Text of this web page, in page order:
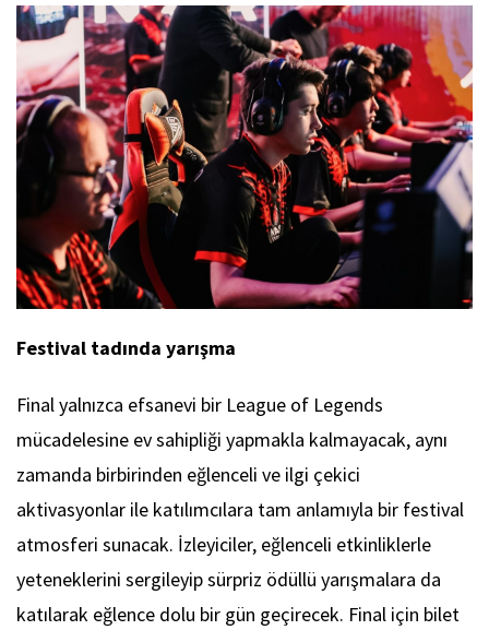
Festival tadında yarışma
Final yalnızca efsanevi bir League of Legends
mücadelesine ev sahipliği yapmakla kalmayacak, aynı
zamanda birbirinden eğlenceli ve ilgi çekici
aktivasyonlar ile katılımcılara tam anlamıyla bir festival
atmosferi sunacak. İzleyiciler, eğlenceli etkinliklerle
yeteneklerini sergileyip sürpriz ödüllü yarışmalara da
katılarak eğlence dolu bir gün geçirecek. Final için bilet